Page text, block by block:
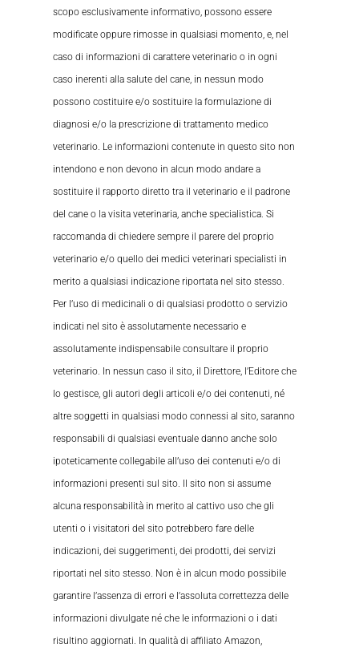
scopo esclusivamente informativo, possono essere
modificate oppure rimosse in qualsiasi momento, e, nel
caso di informazioni di carattere veterinario o in ogni
caso inerenti alla salute del cane, in nessun modo
possono costituire e/o sostituire la formulazione di
diagnosi e/o la prescrizione di trattamento medico
veterinario. Le informazioni contenute in questo sito non
intendono e non devono in alcun modo andare a
sostituire il rapporto diretto tra il veterinario e il padrone
del cane o la visita veterinaria, anche specialistica. Si
raccomanda di chiedere sempre il parere del proprio
veterinario e/o quello dei medici veterinari specialisti in
merito a qualsiasi indicazione riportata nel sito stesso.
Per l’uso di medicinali o di qualsiasi prodotto o servizio
indicati nel sito è assolutamente necessario e
assolutamente indispensabile consultare il proprio
veterinario. In nessun caso il sito, il Direttore, l’Editore che
lo gestisce, gli autori degli articoli e/o dei contenuti, né
altre soggetti in qualsiasi modo connessi al sito, saranno
responsabili di qualsiasi eventuale danno anche solo
ipoteticamente collegabile all’uso dei contenuti e/o di
informazioni presenti sul sito. Il sito non si assume
alcuna responsabilità in merito al cattivo uso che gli
utenti o i visitatori del sito potrebbero fare delle
indicazioni, dei suggerimenti, dei prodotti, dei servizi
riportati nel sito stesso. Non è in alcun modo possibile
garantire l’assenza di errori e l’assoluta correttezza delle
informazioni divulgate né che le informazioni o i dati
risultino aggiornati. In qualità di affiliato Amazon,